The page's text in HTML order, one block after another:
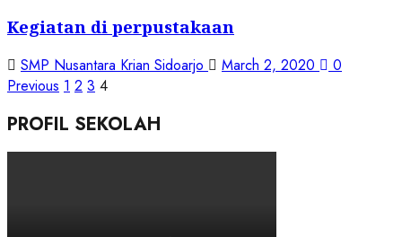
Kegiatan di perpustakaan
SMP Nusantara Krian Sidoarjo March 2, 2020 0
Posts
pagination
Previous 1 2 3 4
PROFIL SEKOLAH